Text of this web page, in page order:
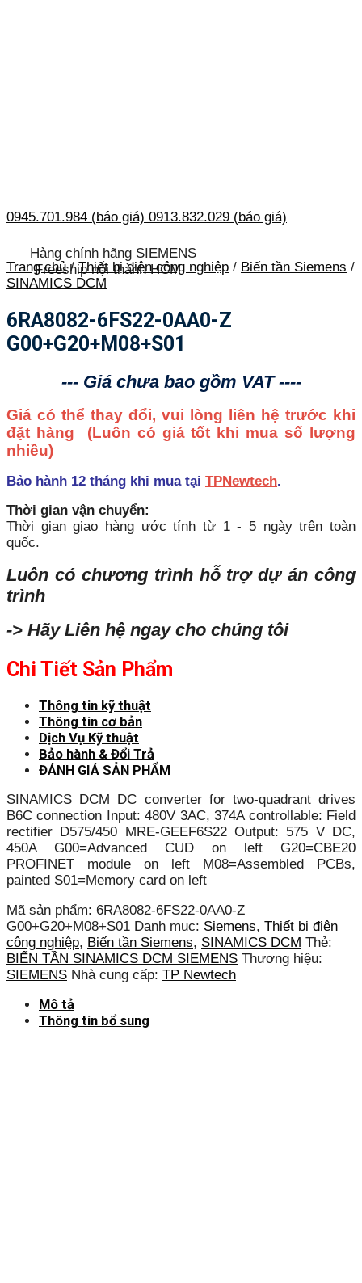
0945.701.984 (báo giá) 0913.832.029 (báo giá)
Hàng chính hãng SIEMENS
Freeship nội thành HCM
Trang chủ / Thiết bị điện công nghiệp / Biến tần Siemens /
SINAMICS DCM
6RA8082-6FS22-0AA0-Z
G00+G20+M08+S01
--- Giá chưa bao gồm VAT ----
Giá có thể thay đổi, vui lòng liên hệ trước khi
đặt hàng (Luôn có giá tốt khi mua số lượng
nhiều)
Bảo hành 12 tháng khi mua tại TPNewtech.
Thời gian vận chuyển:
Thời gian giao hàng ước tính từ 1 - 5 ngày trên toàn
quốc.
Luôn có chương trình hỗ trợ dự án công
trình
-> Hãy Liên hệ ngay cho chúng tôi
Chi Tiết Sản Phẩm
Thông tin kỹ thuật
Thông tin cơ bản
Dịch Vụ Kỹ thuật
Bảo hành & Đổi Trả
ĐÁNH GIÁ SẢN PHẨM
SINAMICS DCM DC converter for two-quadrant drives
B6C connection Input: 480V 3AC, 374A controllable: Field
rectifier D575/450 MRE-GEEF6S22 Output: 575 V DC,
450A G00=Advanced CUD on left G20=CBE20
PROFINET module on left M08=Assembled PCBs,
painted S01=Memory card on left
Mã sản phẩm: 6RA8082-6FS22-0AA0-Z
G00+G20+M08+S01 Danh mục: Siemens, Thiết bị điện
công nghiệp, Biến tần Siemens, SINAMICS DCM Thẻ:
BIẾN TẦN SINAMICS DCM SIEMENS Thương hiệu:
SIEMENS Nhà cung cấp: TP Newtech
Mô tả
Thông tin bổ sung